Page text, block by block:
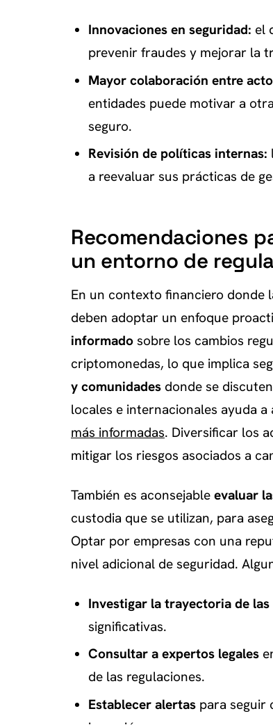
Innovaciones en seguridad: el
prevenir fraudes y mejorar la
Mayor colaboración entre
entidades puede motivar a
seguro.
Revisión de políticas internas:
a reevaluar sus prácticas de
Recomendaciones
un entorno de
En un contexto financiero donde
deben adoptar un enfoque
informado sobre los cambios
criptomonedas, lo que implica
y comunidades donde se
locales e internacionales ayuda
más informadas. Diversificar los
mitigar los riesgos asociados a
También es aconsejable evaluar
custodia que se utilizan, para
Optar por empresas con una
nivel adicional de seguridad.
Investigar la trayectoria de
significativas.
Consultar a expertos legales
de las regulaciones.
Establecer alertaspara seguir